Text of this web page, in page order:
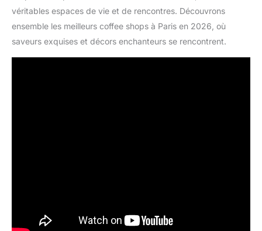
véritables espaces de vie et de rencontres. Découvrons
ensemble les meilleurs coffee shops à Paris en 2026, où
saveurs exquises et décors enchanteurs se rencontrent.